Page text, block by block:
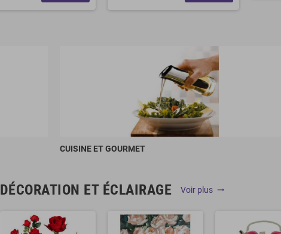
CUISINE ET GOURMET
DÉCORATION ET ÉCLAIRAGE Voir plus trending_flat